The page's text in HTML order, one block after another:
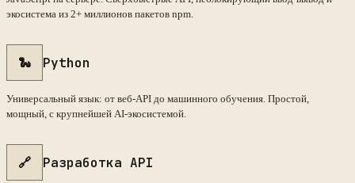
экосистема из 2+ миллионов пакетов npm.
🐍 Python
Универсальный язык: от веб-API до машинного обучения. Простой,
мощный, с крупнейшей AI-экосистемой.
🔗 Разработка API